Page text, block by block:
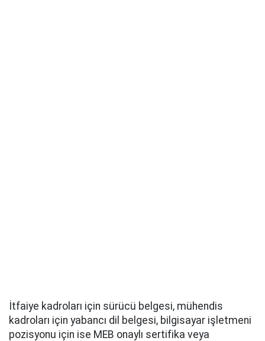
İtfaiye kadroları için sürücü belgesi, mühendis
kadroları için yabancı dil belgesi, bilgisayar işletmeni
pozisyonu için ise MEB onaylı sertifika veya